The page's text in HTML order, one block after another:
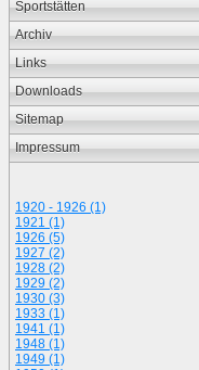
Sportstätten
Archiv
Links
Downloads
Sitemap
Impressum
1920 - 1926 (1)
1921 (1)
1926 (5)
1927 (2)
1928 (2)
1929 (2)
1930 (3)
1933 (1)
1941 (1)
1948 (1)
1949 (1)